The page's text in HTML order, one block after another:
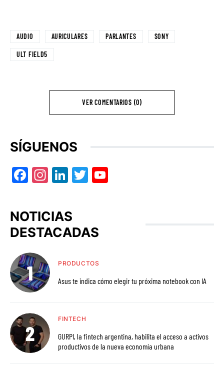
AUDIO AURICULARES PARLANTES SONY
ULT FIELD5
VER COMENTARIOS (0)
SÍGUENOS
Facebook
Instagram
LinkedIn
Twitter
NOTICIAS
DESTACADAS
PRODUCTOS
Asus te indica cómo elegir tu próxima notebook con IA
FINTECH
GURPI, la fintech argentina, habilita el acceso a activos
productivos de la nueva economía urbana